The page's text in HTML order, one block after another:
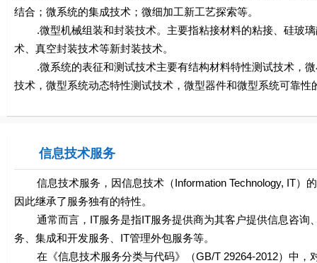
结合；微系统的集成技术；微细加工新工艺探索等。
.微型机械组装和封装技术。主要指粘接材料的粘接、硅玻璃
术、真空封装技术等新封装技术。
.微系统的表征和测试技术主要有结构材料特性测试技术，微
技术，微型系统动态特性测试技术，微型器件和微型系统可靠性
信息技术服务
信息技术服务，因信息技术（Information Technology, IT）
因此继承了服务独有的特性。
通常而言，IT服务是指IT服务提供商为其客户提供信息咨询
务、集成和开发服务、IT管理外包服务等。
在《信息技术服务分类与代码》（GB/T 29264-2012）中，